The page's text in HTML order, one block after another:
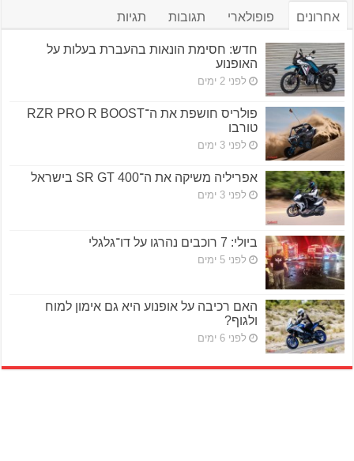
אחרונים פופולארי תגובות תגיות
חדש: חסימת הונאות בהעברת בעלות על
האופנוע
לפני 2 ימים
פולריס חושפת את ה־RZR PRO R BOOST
טורבו
לפני 3 ימים
אפריליה משיקה את ה־SR GT 400 בישראל
לפני 3 ימים
ביולי: 7 רוכבים נהרגו על דו־גלגלי
לפני 5 ימים
האם רכיבה על אופנוע היא גם אימון למוח
ולגוף?
לפני 6 ימים